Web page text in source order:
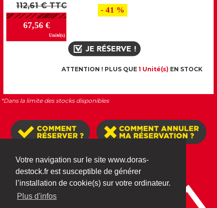
Votre navigation sur le site www.doras-
destock.fr est susceptible de générer
l’installation de cookie(s) sur votre ordinateur.
Plus d'infos
112,61 € TTC
67,56 €
Unité(s)
- 41 %
ATTENTION ! PLUS QUE 1 Unité(s) EN STOCK
*Dans la limite des stocks disponibles
MENTIONS LÉGALES
PERSONNELLES